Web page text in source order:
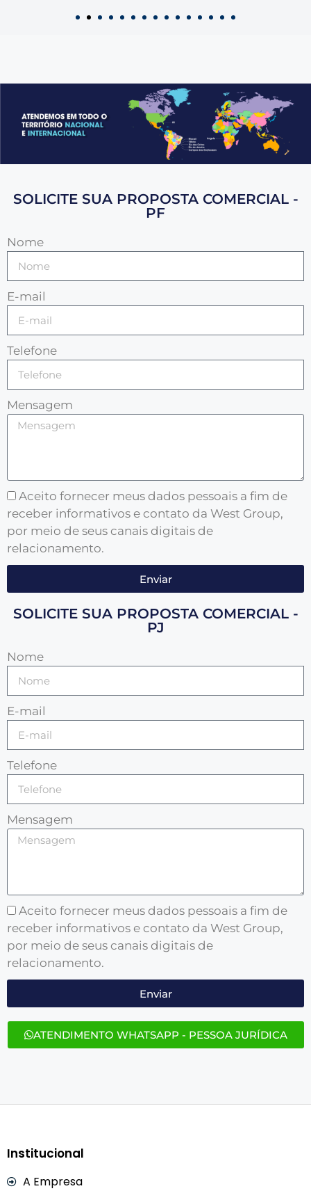
SOLICITE SUA PROPOSTA COMERCIAL -
PF
Nome
E-mail
Telefone
Mensagem
Aceito fornecer meus dados pessoais a fim de
receber informativos e contato da West Group,
por meio de seus canais digitais de
relacionamento.
Enviar
SOLICITE SUA PROPOSTA COMERCIAL -
PJ
Nome
E-mail
Telefone
Mensagem
Aceito fornecer meus dados pessoais a fim de
receber informativos e contato da West Group,
por meio de seus canais digitais de
relacionamento.
Enviar
ATENDIMENTO WHATSAPP - PESSOA JURÍDICA
Institucional
A Empresa